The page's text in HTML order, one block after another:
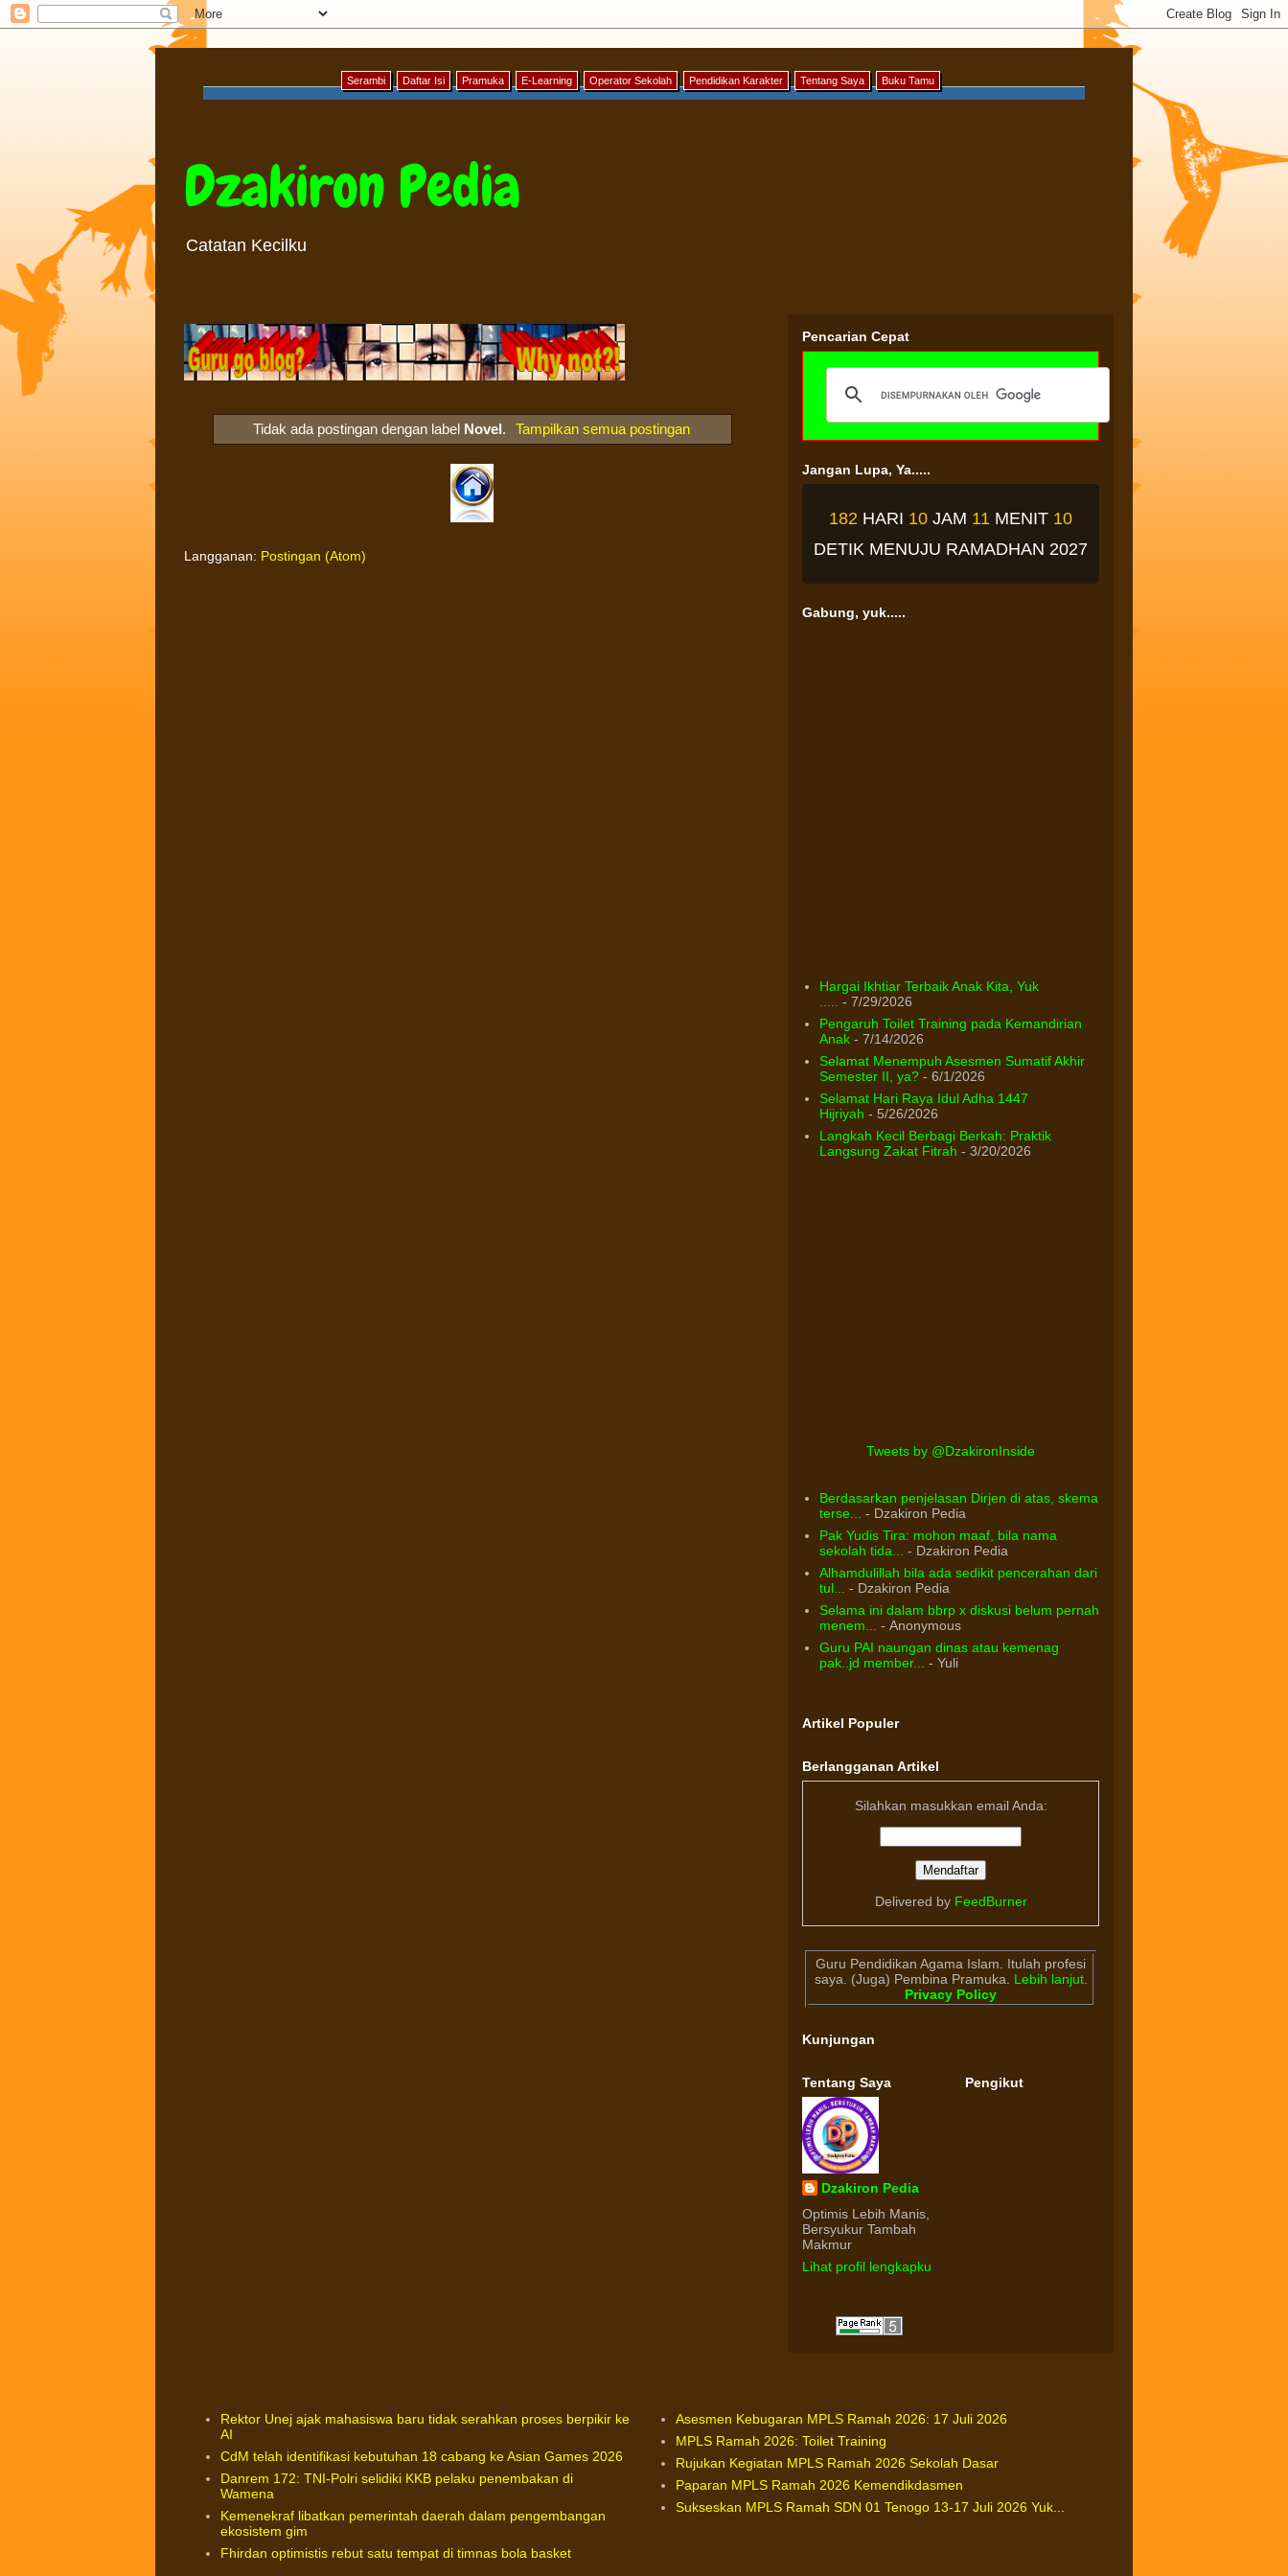
Serambi Daftar Isi Pramuka E-Learning Operator Sekolah Pendidikan Karakter Tentang Saya Buku Tamu
Dzakiron Pedia
Catatan Kecilku
Tidak ada postingan dengan label Novel. Tampilkan semua postingan
Langganan: Postingan (Atom)
Pencarian Cepat
Jangan Lupa, Ya.....
182HARI10 JAM11 MENIT9DETIK
MENUJU RAMADHAN 2027
Gabung, yuk.....
Hargai Ikhtiar Terbaik Anak Kita, Yuk
- 7/29/2026
Pengaruh Toilet Training pada Kemandirian
Anak- 7/14/2026
Selamat Menempuh Asesmen Sumatif Akhir
Semester II, ya?- 6/1/2026
Selamat Hari Raya Idul Adha 1447
Hijriyah - 5/26/2026
Langkah Kecil Berbagi Berkah: Praktik
Langsung Zakat Fitrah - 3/20/2026
Tweets by @DzakironInside
Berdasarkan penjelasan Dirjen di atas, skema
terse...
- Dzakiron Pedia
Pak Yudis Tira: mohon maaf, bila nama
sekolah tida...
- Dzakiron Pedia
Alhamdulillah bila ada sedikit pencerahan dari
tul...
- Dzakiron Pedia
Selama ini dalam bbrp x diskusi belum pernah
menem...
- Anonymous
Guru PAI naungan dinas atau kemenag
pak..jd member...
- Yuli
Artikel Populer
Berlangganan Artikel
Silahkan masukkan email Anda:
Delivered by FeedBurner
Guru Pendidikan Agama Islam. Itulah profesi
saya. (Juga) Pembina Pramuka.
Lebih lanjut.
Privacy Policy
Kunjungan
Tentang Saya
Dzakiron Pedia
Optimis Lebih Manis,
Bersyukur Tambah
Makmur
Lihat profil lengkapku
Pengikut
Rektor Unej ajak mahasiswa baru tidak serahkan proses berpikir ke
AI
CdM telah identifikasi kebutuhan 18 cabang ke Asian Games 2026
Danrem 172: TNI-Polri selidiki KKB pelaku penembakan di
Wamena
Kemenekraf libatkan pemerintah daerah dalam pengembangan
ekosistem gim
Fhirdan optimistis rebut satu tempat di timnas bola basket
Asesmen Kebugaran MPLS Ramah 2026: 17 Juli 2026
MPLS Ramah 2026: Toilet Training
Rujukan Kegiatan MPLS Ramah 2026 Sekolah Dasar
Paparan MPLS Ramah 2026 Kemendikdasmen
Sukseskan MPLS Ramah SDN 01 Tenogo 13-17 Juli 2026 Yuk...